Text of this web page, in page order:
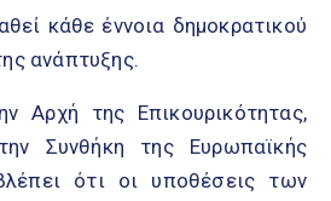
κάθε έννοια δημοκρατικού
ανάπτυξης.
Αρχή της Επικουρικότητας,
Συνθήκη της Ευρωπαϊκής
ότι οι υποθέσεις των